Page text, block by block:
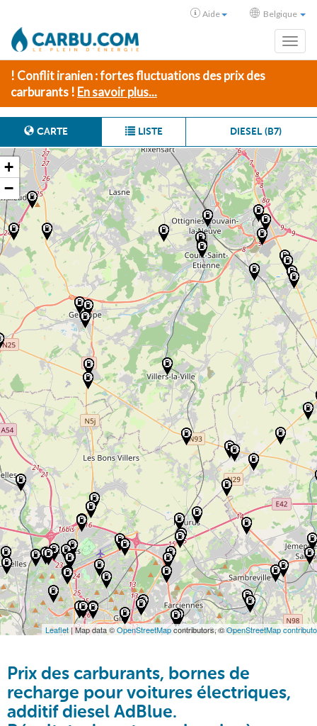
Aide Belgique
! Conflit iranien : fortes fluctuations des prix des
carburants ! En savoir plus...
CARTE LISTE DIESEL (B7)
+
−
Leaflet | Map data ©OpenStreetMapcontributors, ©OpenStreetMap
Prix des carburants, bornes de
recharge pour voitures électriques,
additif diesel AdBlue.